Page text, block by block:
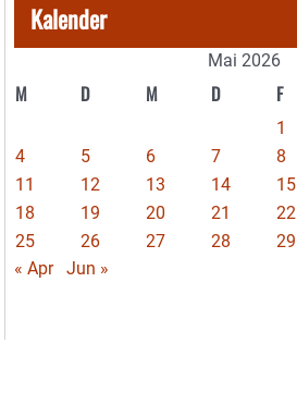
Kalender
Mai 2026
M D M D F
1
4
5 6 7 8
11
12 13 14 15
18
19 20 21 22
25
26 27 28 29
« Apr
Jun »